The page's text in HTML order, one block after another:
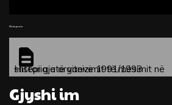
Fleta pune
Historia e organizimit të mësimit në shtëpi gjatë viteve 1991/1993
Gjyshi im